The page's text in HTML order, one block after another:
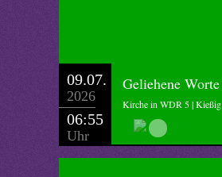
09.07.
2026
06:55
Uhr
Geliehene Worte
Kirche in WDR 5 | Kießig